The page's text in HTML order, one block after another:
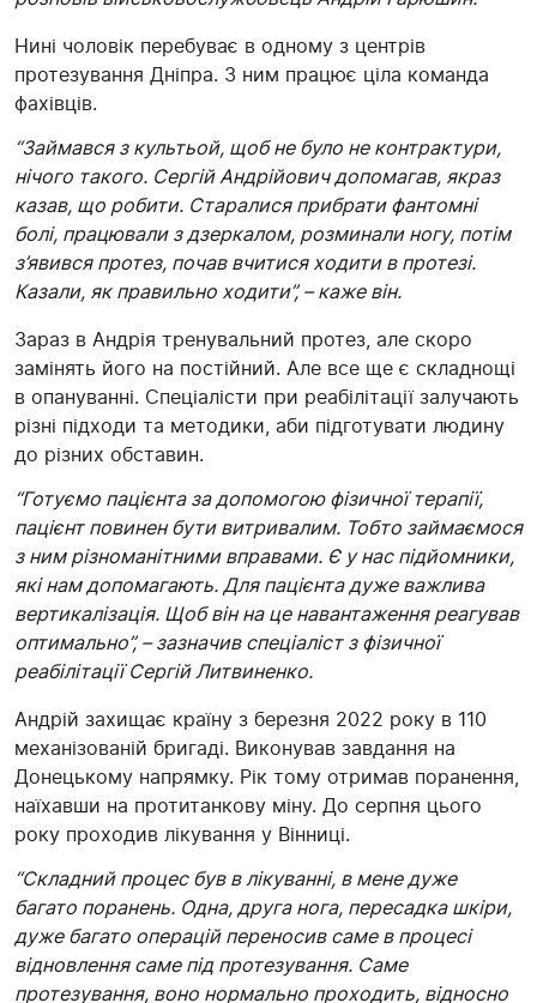
Нині чоловік перебуває в одному з центрів
протезування Дніпра. З ним працює ціла команда
фахівців.
“Займався з культьой, щоб не було не контрактури,
нічого такого. Сергій Андрійович допомагав, якраз
казав, що робити. Старалися прибрати фантомні
болі, працювали з дзеркалом, розминали ногу, потім
з’явився протез, почав вчитися ходити в протезі.
Казали, як правильно ходити”, – каже він.
Зараз в Андрія тренувальний протез, але скоро
замінять його на постійний. Але все ще є складнощі
в опануванні. Спеціалісти при реабілітації залучають
різні підходи та методики, аби підготувати людину
до різних обставин.
“Готуємо пацієнта за допомогою фізичної терапії,
пацієнт повинен бути витривалим. Тобто займаємося
з ним різноманітними вправами. Є у нас підйомники,
які нам допомагають. Для пацієнта дуже важлива
вертикалізація. Щоб він на це навантаження реагував
оптимально”, – зазначив спеціаліст з фізичної
реабілітації Сергій Литвиненко.
Андрій захищає країну з березня 2022 року в 110
механізованій бригаді. Виконував завдання на
Донецькому напрямку. Рік тому отримав поранення,
наїхавши на протитанкову міну. До серпня цього
року проходив лікування у Вінниці.
“Складний процес був в лікуванні, в мене дуже
багато поранень. Одна, друга нога, пересадка шкіри,
дуже багато операцій переносив саме в процесі
відновлення саме під протезування. Саме
протезування, воно нормально проходить, відносно